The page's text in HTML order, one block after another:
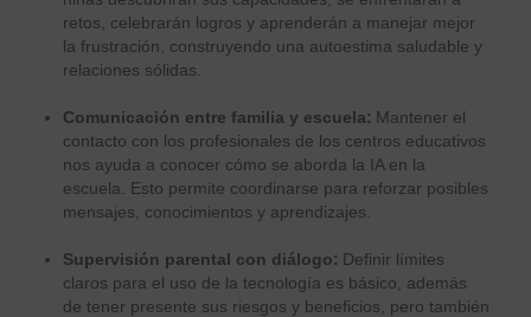
retos, celebrarán logros y aprenderán a manejar mejor
la frustración, construyendo una autoestima saludable y
relaciones sólidas.
Comunicación entre familia y escuela: Mantener el
contacto con los profesionales de los centros educativos
nos ayuda a conocer cómo se aborda la IA en la
escuela. Esto permite coordinarse para reforzar posibles
mensajes, conocimientos y aprendizajes.
Supervisión parental con diálogo: Definir límites
claros para el uso de la tecnología es básico, además
de tener presente sus riesgos y beneficios, pero también